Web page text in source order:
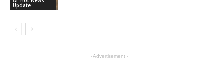
Update
- Advertisement -